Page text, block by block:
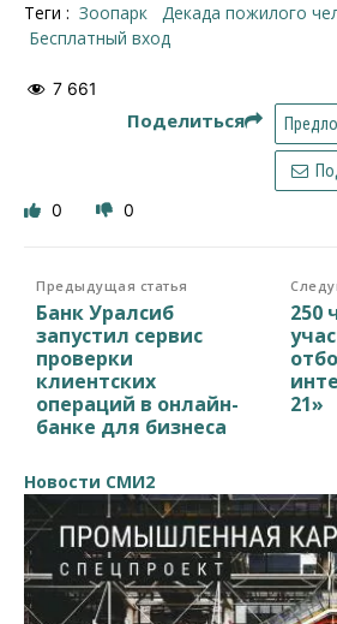
Теги : зоопарк
декада пожилого
бесплатный вход
7 661
Поделиться
0 0
Предыдущая статья
Банк Уралсиб
запустил сервис
проверки
клиентских
операций в онлайн-
банке для бизнеса
250
21»
Новости СМИ2